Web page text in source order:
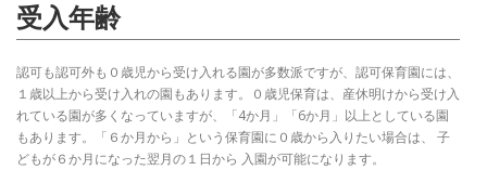
受入年齢
認可も認可外も０歳児から受け入れる園が多数派ですが、認可保育園には、
１歳以上から受け入れの園もあります。０歳児保育は、産休明けから受け入
れている園が多くなっていますが、「4か月」「6か月」以上としている園
もあります。「６か月から」という保育園に０歳から入りたい場合は、 子
どもが６か月になった翌月の１日から 入園が可能になります。